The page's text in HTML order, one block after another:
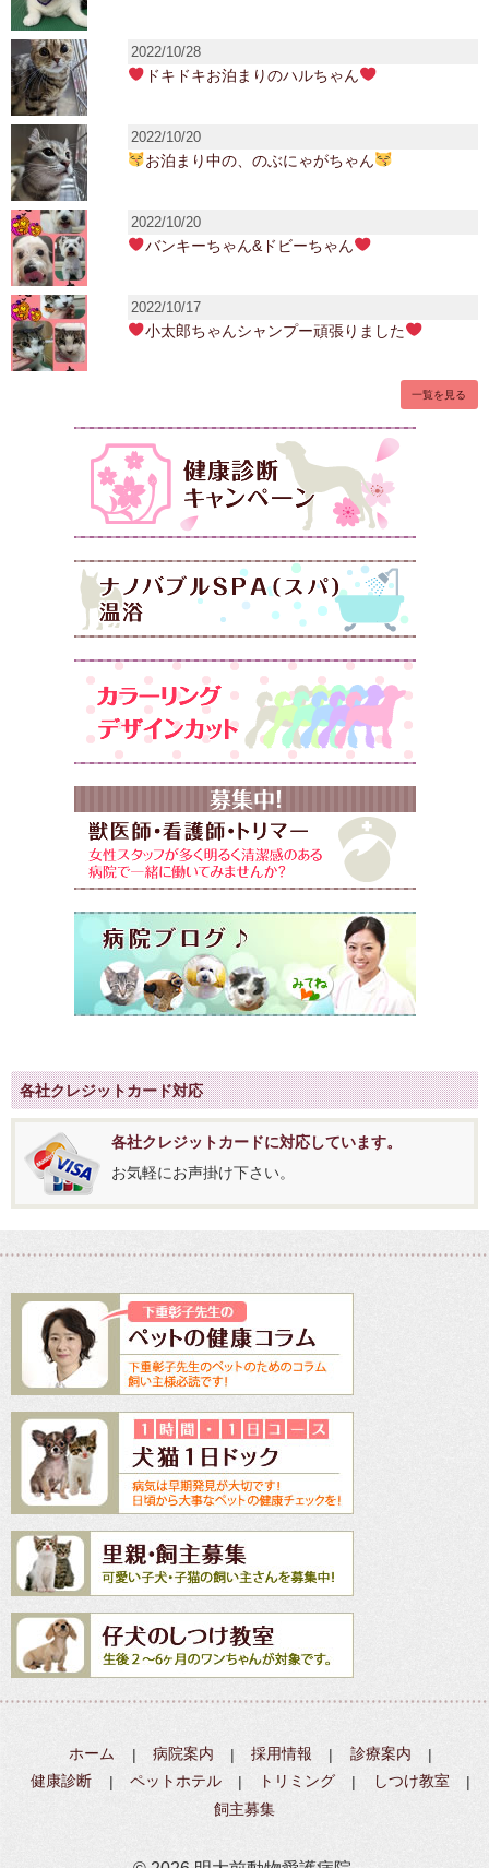
2022/10/28
ドキドキお泊まりのハルちゃん
2022/10/20
お泊まり中の、のぶにゃがちゃん
2022/10/20
バンキーちゃん&ドビーちゃん
2022/10/17
小太郎ちゃんシャンプー頑張りました
一覧を見る
各社クレジットカード対応
各社クレジットカードに対応しています。
お気軽にお声掛け下さい。
ホーム 病院案内 採用情報
診療案内
健康診断
ペットホテル トリミング
しつけ教室
飼主募集